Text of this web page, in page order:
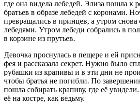
где она видела лебедей. Элиза пошла к
братьев в образе лебедей с коронами.
превращались в принцев, а утром снова
лебедями. Утром лебеди собрались в
в корзине из прутьев.
Девочка проснулась в пещере и ей
фея и рассказала секрет. Нужно было
рубашки из крапивы и в эти дни не
чтобы братья не погибли. По
пошла собирать крапиву, где её
её на костре, как ведьму.